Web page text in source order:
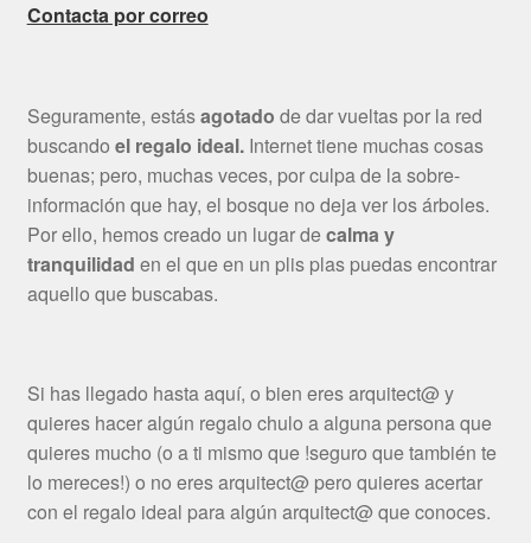
Contacta por correo
Seguramente, estásagotado de dar vueltas por la red
buscando el regalo ideal.Internet tiene muchas cosas
buenas; pero, muchas veces, por culpa de la sobre-
información que hay, el bosque no deja ver los árboles.
Por ello, hemos creado un lugar decalma y
tranquilidad en el que en un plis plas puedas encontrar
aquello que buscabas.
Si has llegado hasta aquí, o bien eres arquitect@ y
quieres hacer algún regalo chulo a alguna persona que
quieres mucho (o a ti mismo que !seguro que también te
lo mereces!) o no eres arquitect@ pero quieres acertar
con el regalo ideal para algún arquitect@ que conoces.